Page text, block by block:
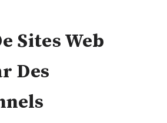
Sites Web
Des